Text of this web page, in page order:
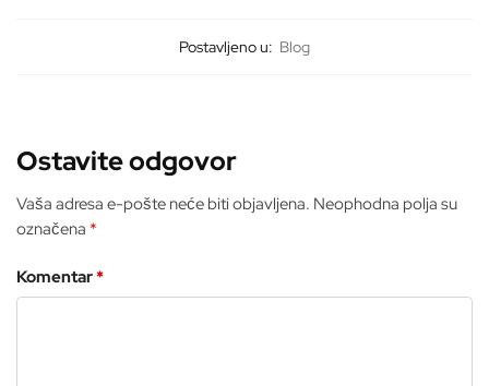
Postavljeno u: Blog
Ostavite odgovor
Vaša adresa e-pošte neće biti objavljena. Neophodna polja su
označena *
Komentar*